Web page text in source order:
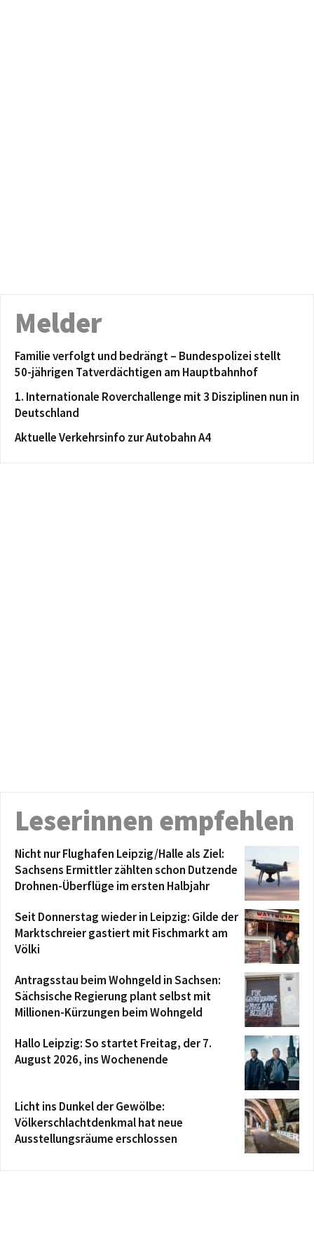
Melder
Familie verfolgt und bedrängt – Bundespolizei stellt
50-jährigen Tatverdächtigen am Hauptbahnhof
1. Internationale Roverchallenge mit 3 Disziplinen nun in
Deutschland
Aktuelle Verkehrsinfo zur Autobahn A4
Leserinnen empfehlen
Nicht nur Flughafen Leipzig/Halle als Ziel:
Sachsens Ermittler zählten schon Dutzende
Drohnen-Überflüge im ersten Halbjahr
Seit Donnerstag wieder in Leipzig: Gilde der
Marktschreier gastiert mit Fischmarkt am
Völki
Antragsstau beim Wohngeld in Sachsen:
Sächsische Regierung plant selbst mit
Millionen-Kürzungen beim Wohngeld
Hallo Leipzig: So startet Freitag, der 7.
August 2026, ins Wochenende
Licht ins Dunkel der Gewölbe:
Völkerschlachtdenkmal hat neue
Ausstellungsräume erschlossen